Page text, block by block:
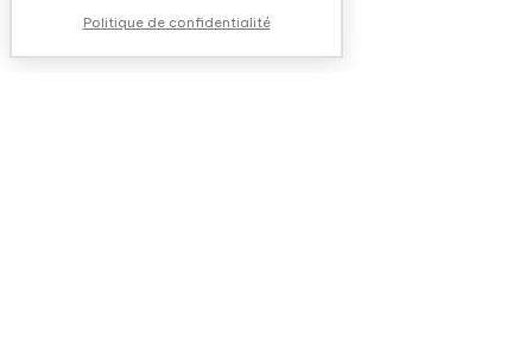
Politique de confidentialité